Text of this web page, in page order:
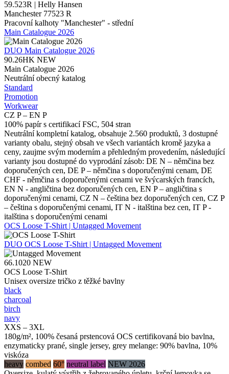
59.523R | Helly Hansen
Manchester 77523 R
Pracovní kalhoty "Manchester" - střední
Main Catalogue 2026
DUO Main Catalogue 2026
90.26HK NEW
Main Catalogue 2026
Neutrální obecný katalog
Standard
Promotion
Workwear
CZ P – EN P
100% papír s certifikací FSC, 504 stran
Neutrální kompletní katalog, obsahuje 2.560 produktů, 3 dostupné
varianty obalu, stejný obsah ve všech variantách kromě jazyka a
ceny, zaujme svým moderním a přehledným provedením, následující
varianty jsou dostupné do vyprodání zásob: DE N – němčina bez
doporučených cen, DE P – němčina s doporučenými cenam, DE
CHF - němčina s doporučenými cenami ve švýcarských francích,
EN N - angličtina bez doporučených cen, EN P – angličtina s
doporučenými cenami, CZ N – čeština bez doporučených cen, CZ P
– čeština s doporučenými cenami, IT N - italština bez cen, IT P -
italština s doporučenými cenami
OCS Loose T-Shirt | Untagged Movement
DUO OCS Loose T-Shirt | Untagged Movement
66.1020 NEW
OCS Loose T-Shirt
Unisex oversize tričko z těžké bavlny
black
charcoal
birch
navy
XXS – 3XL
180g/m², 100% česaná prstencová OCS certifikovaná bio bavlna,
enzymaticky prané, single jersey, grey melange: 90% bavlna, 10%
viskóza
heavy combed 60° neutral label NEW 2026